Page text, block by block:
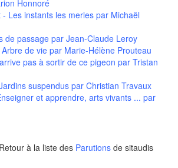
Honnoré
Les instants les merles par Michaël
de passage par Jean-Claude Leroy
de vie par Marie-Hélène Prouteau
pas à sortir de ce pigeon par Tristan
suspendus par Christian Travaux
et apprendre, arts vivants ... par
Retour à la liste des Parutions de sitaudis